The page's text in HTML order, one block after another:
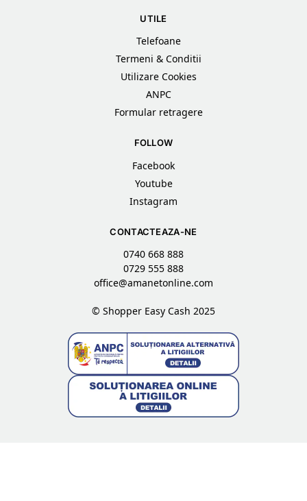
UTILE
Telefoane
Termeni & Conditii
Utilizare Cookies
ANPC
Formular retragere
FOLLOW
Facebook
Youtube
Instagram
CONTACTEAZA-NE
0740 668 888
0729 555 888
office@amanetonline.com
© Shopper Easy Cash 2025